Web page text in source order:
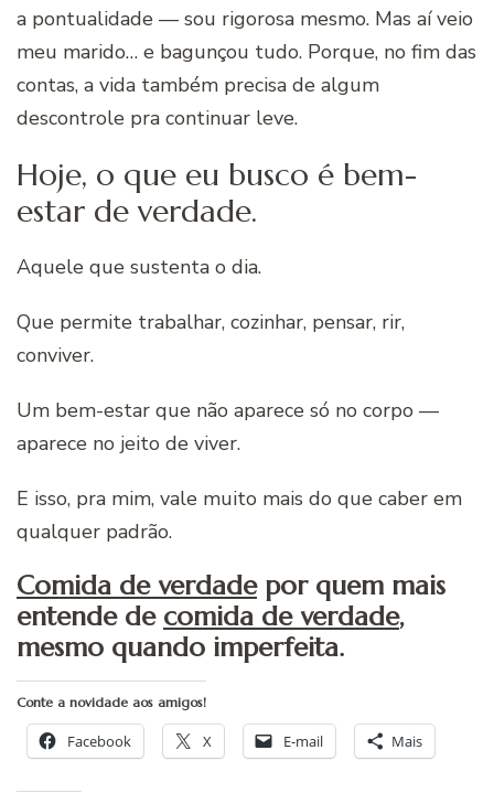
a pontualidade — sou rigorosa mesmo. Mas aí veio
meu marido… e bagunçou tudo. Porque, no fim das
contas, a vida também precisa de algum
descontrole pra continuar leve.
Hoje, o que eu busco é bem-
estar de verdade.
Aquele que sustenta o dia.
Que permite trabalhar, cozinhar, pensar, rir,
conviver.
Um bem-estar que não aparece só no corpo —
aparece no jeito de viver.
E isso, pra mim, vale muito mais do que caber em
qualquer padrão.
Comida de verdadepor quem mais
entende de comida de verdade,
mesmo quando imperfeita.
Conte a novidade aos amigos!
Facebook X E-mail Mais